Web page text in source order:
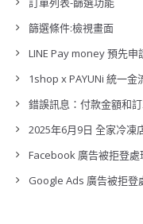
篩選條件:檢視畫面
LINE Pay money 預先申
1shop x PAYUNi 統一金
錯誤訊息：付款金額和
2025年6月9日 全家冷凍
Facebook 廣告被拒登處
Google Ads 廣告被拒登